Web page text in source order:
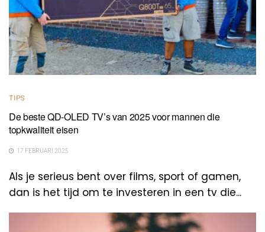
TIPS
De beste QD-OLED TV’s van 2025 voor mannen die
topkwaliteit eisen
17 FEBRUARI 2025
Als je serieus bent over films, sport of gamen,
dan is het tijd om te investeren in een tv die...